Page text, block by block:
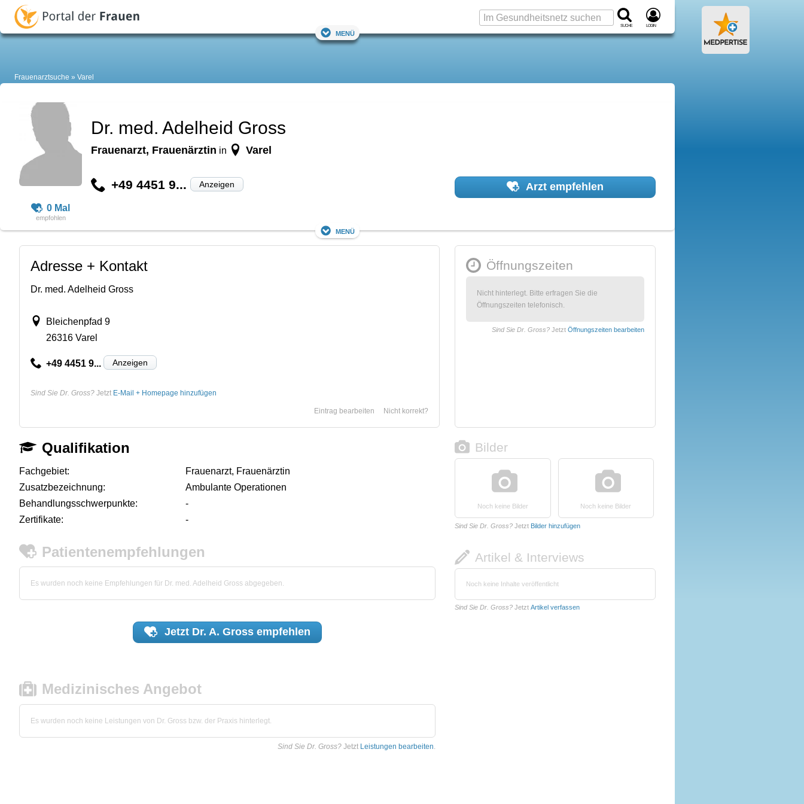
Suche Login
Menü
Frauenarztsuche Varel
0 Mal
Dr. med. Adelheid Gross
Frauenarzt, Frauenärztin in Varel
+49 4451 9... Anzeigen Arzt empfehlen
Menü
Adresse + Kontakt
Dr. med. Adelheid Gross
Bleichenpfad 9
26316 Varel
+49 4451 9... Anzeigen
Sind Sie Dr. Gross? Jetzt E-Mail + Homepage hinzufügen
Nicht korrekt?
Eintrag bearbeiten
Öffnungszeiten
Nicht hinterlegt. Bitte erfragen Sie die
Öffnungszeiten telefonisch.
Sind Sie Dr. Gross? Jetzt Öffnungszeiten bearbeiten
Qualifikation
Fachgebiet:
Frauenarzt, Frauenärztin
Zusatzbezeichnung:
Ambulante Operationen
Behandlungsschwerpunkte:
-
Zertifikate:
-
Patientenempfehlungen
Es wurden noch keine Empfehlungen für Dr. med. Adelheid Gross abgegeben.
Jetzt Dr. A. Grossempfehlen
Medizinisches Angebot
Es wurden noch keine Leistungen von Dr. Gross bzw. der Praxis hinterlegt.
Sind Sie Dr. Gross? Jetzt Leistungen bearbeiten.
Bilder
Noch keine Bilder Noch keine Bilder
Sind Sie Dr. Gross? Jetzt Bilder hinzufügen
Artikel & Interviews
Noch keine Inhalte veröffentlicht
Sind Sie Dr. Gross? Jetzt Artikel verfassen